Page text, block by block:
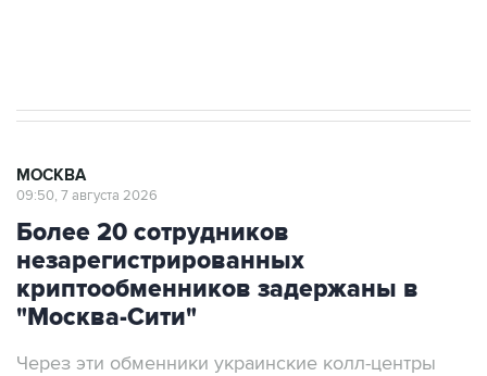
МОСКВА
09:50, 7 августа 2026
Более 20 сотрудников
незарегистрированных
криптообменников задержаны в
"Москва-Сити"
Через эти обменники украинские колл-центры